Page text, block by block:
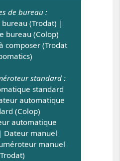
de bureau :
(Trodat) |
bureau (Colop)
composer (Trodat
standard :
standard
automatique
(Colop)
automatique
| Dateur manuel
manuel